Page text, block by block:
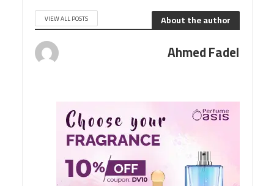
About the author
VIEW ALL POSTS
Ahmed Fadel